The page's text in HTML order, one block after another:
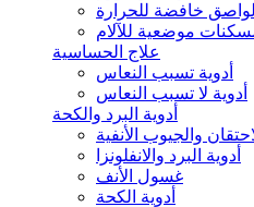
لواصق خافضة للحرارة
موضعية للآلام
علاج الحساسية
أدوية تسبب النعاس
أدوية لا تسبب النعاس
أدوية البرد والكحة
والجيوب الأنفية
أدوية البرد والانفلونزا
غسول الأنف
أدوية الكحة